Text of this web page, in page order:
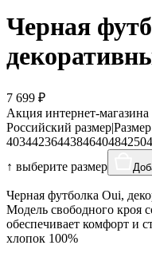
Черная
7 699 ₽
Акция интернет-магазина
Российский размер|
4034423644384640484250
↑ выберите размер
Черная футболка Oui,
Модель свободного кроя
обеспечивает комфорт и
хлопок 100%